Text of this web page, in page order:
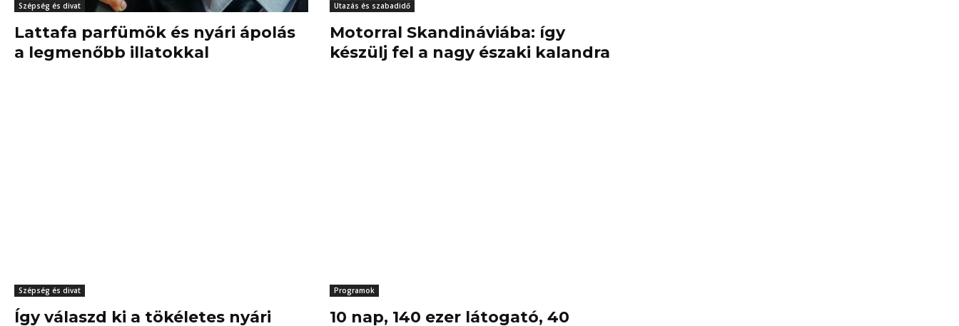
Szépség és divat
Lattafa parfümök és nyári ápolás
a legmenőbb illatokkal
Utazás és szabadidő
Motorral Skandináviába: így
készülj fel a nagy északi kalandra
Szépség és divat
Így válaszd ki a tökéletes nyári
Programok
10 nap, 140 ezer látogató, 40